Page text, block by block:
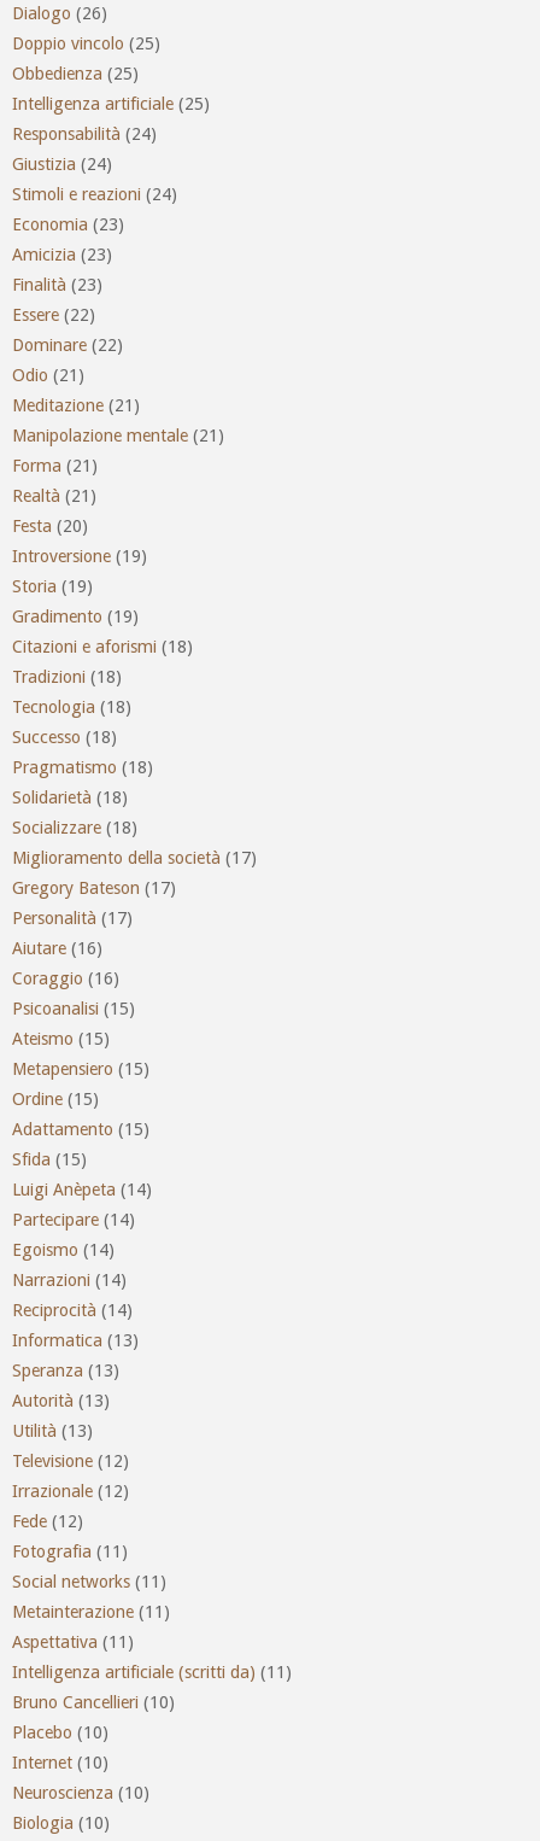
Dialogo (26)
Doppio vincolo (25)
Obbedienza (25)
Intelligenza artificiale (25)
Responsabilità (24)
Giustizia (24)
Stimoli e reazioni (24)
Economia (23)
Amicizia (23)
Finalità (23)
Essere (22)
Dominare (22)
Odio (21)
Meditazione (21)
Manipolazione mentale (21)
Forma (21)
Realtà (21)
Festa (20)
Introversione (19)
Storia (19)
Gradimento (19)
Citazioni e aforismi (18)
Tradizioni (18)
Tecnologia (18)
Successo (18)
Pragmatismo (18)
Solidarietà (18)
Socializzare (18)
Miglioramento della società (17)
Gregory Bateson (17)
Personalità (17)
Aiutare (16)
Coraggio (16)
Psicoanalisi (15)
Ateismo (15)
Metapensiero (15)
Ordine (15)
Adattamento (15)
Sfida (15)
Luigi Anèpeta (14)
Partecipare (14)
Egoismo (14)
Narrazioni (14)
Reciprocità (14)
Informatica (13)
Speranza (13)
Autorità (13)
Utilità (13)
Televisione (12)
Irrazionale (12)
Fede (12)
Fotografia (11)
Social networks (11)
Metainterazione (11)
Aspettativa (11)
Intelligenza artificiale (scritti da) (11)
Bruno Cancellieri (10)
Placebo (10)
Internet (10)
Neuroscienza (10)
Biologia (10)